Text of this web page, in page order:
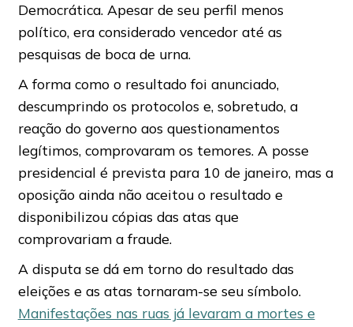
Democrática. Apesar de seu perfil menos
político, era considerado vencedor até as
pesquisas de boca de urna.
A forma como o resultado foi anunciado,
descumprindo os protocolos e, sobretudo, a
reação do governo aos questionamentos
legítimos, comprovaram os temores. A posse
presidencial é prevista para 10 de janeiro, mas a
oposição ainda não aceitou o resultado e
disponibilizou cópias das atas que
comprovariam a fraude.
A disputa se dá em torno do resultado das
eleições e as atas tornaram-se seu símbolo.
Manifestações nas ruas já levaram a mortes e